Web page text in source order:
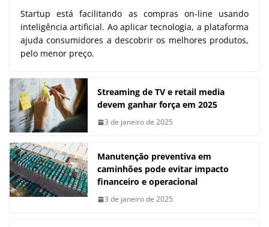
Startup está facilitando as compras on-line usando
inteligência artificial. Ao aplicar tecnologia, a plataforma
ajuda consumidores a descobrir os melhores produtos,
pelo menor preço.
Streaming de TV e retail media
devem ganhar força em 2025
3 de janeiro de 2025
Manutenção preventiva em
caminhões pode evitar impacto
financeiro e operacional
3 de janeiro de 2025